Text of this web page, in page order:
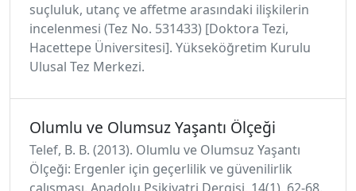
suçluluk, utanç ve affetme arasındaki ilişkilerin
incelenmesi (Tez No. 531433) [Doktora Tezi,
Hacettepe Üniversitesi]. Yükseköğretim Kurulu
Ulusal Tez Merkezi.
Olumlu ve Olumsuz Yaşantı Ölçeği
Telef, B. B. (2013). Olumlu ve Olumsuz Yaşantı
Ölçeği: Ergenler için geçerlilik ve güvenilirlik